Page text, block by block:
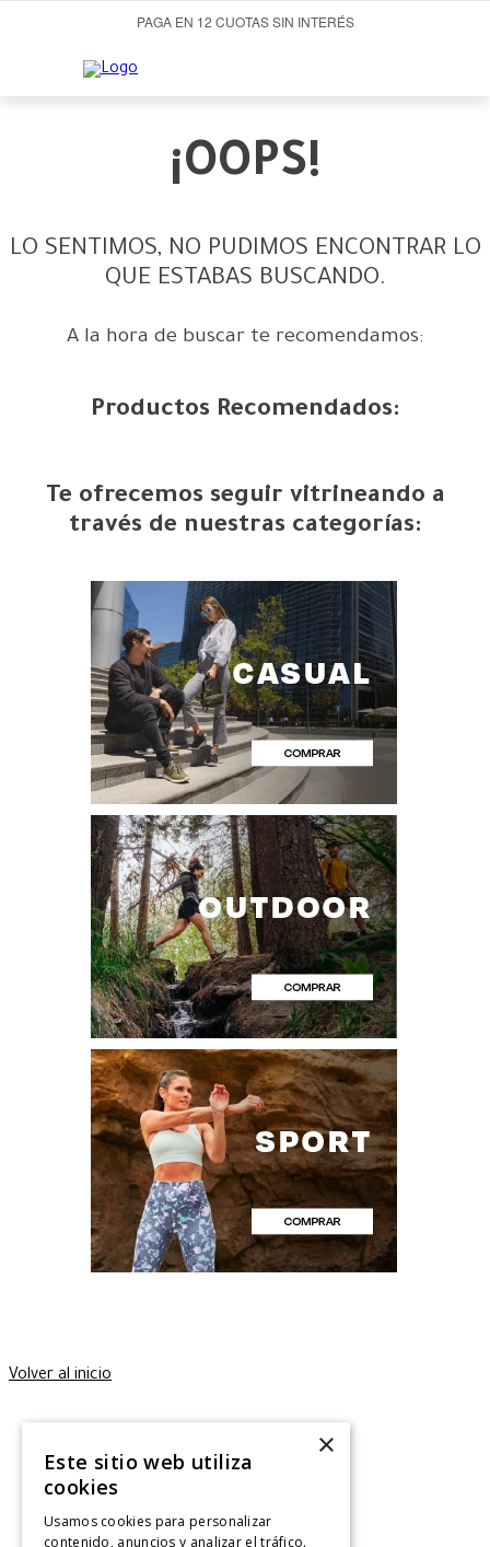
PAGA EN 12 CUOTAS SIN INTERÉS
¡OOPS!
LO SENTIMOS, NO PUDIMOS ENCONTRAR LO
QUE ESTABAS BUSCANDO.
A la hora de buscar te recomendamos:
Productos Recomendados:
Te ofrecemos seguir vitrineando a
través de nuestras categorías:
Volver al inicio
×
Este sitio web utiliza
cookies
Usamos cookies para personalizar
contenido, anuncios y analizar el tráfico.